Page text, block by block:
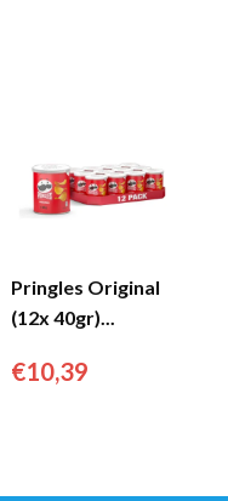
Pringles Original
(12x 40gr)...
€10,39